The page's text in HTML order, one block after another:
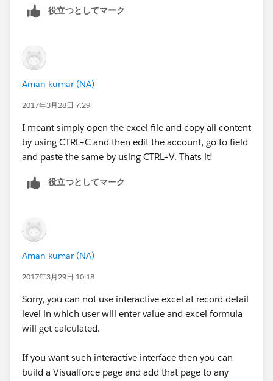
役立つとしてマーク
Aman kumar (NA)
2017年3月28日 7:29
I meant simply open the excel file and copy all content
by using CTRL+C and then edit the account, go to field
and paste the same by using CTRL+V. Thats it!
役立つとしてマーク
Aman kumar (NA)
2017年3月29日 10:18
Sorry, you can not use interactive excel at record detail
level in which user will enter value and excel formula
will get calculated.
If you want such interactive interface then you can
build a Visualforce page and add that page to any